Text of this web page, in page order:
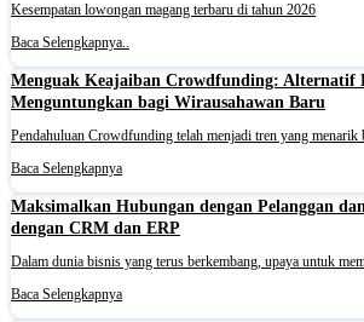
Kesempatan lowongan magang terbaru di tahun 2026
Baca Selengkapnya..
Menguak Keajaiban Crowdfunding: Alternatif
Menguntungkan bagi Wirausahawan Baru
Baca Selengkapnya
Maksimalkan Hubungan dengan Pelanggan
dengan CRM dan ERP
Baca Selengkapnya